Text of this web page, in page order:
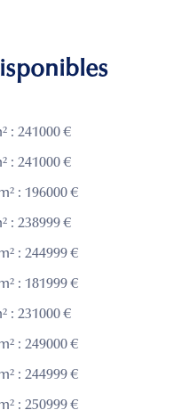
: 241000 €
: 241000 €
: 196000 €
: 238999 €
: 244999 €
: 181999 €
: 231000 €
: 249000 €
: 244999 €
: 250999 €